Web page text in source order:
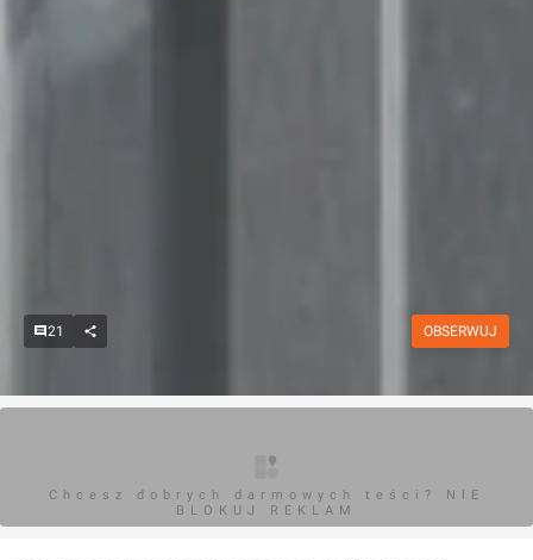
21 OBSERWUJ
Chcesz dobrych darmowych teści? NIE
BLOKUJ REKLAM